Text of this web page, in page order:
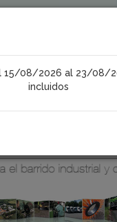
15/08/2026 al 23/08/
incluidos